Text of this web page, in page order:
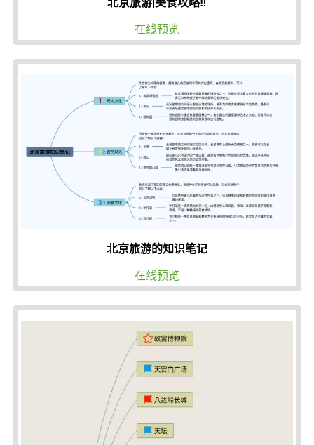
在线预览
北京旅游的知识笔记
在线预览